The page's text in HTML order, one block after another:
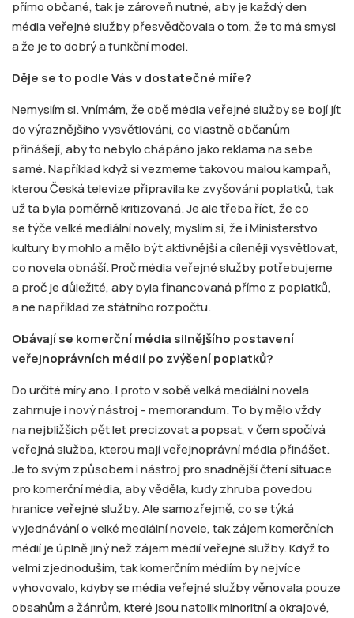
přímo občané, tak je zároveň nutné, aby je každý den
média veřejné služby přesvědčovala o tom, že to má smysl
a že je to dobrý a funkční model.
Děje se to podle Vás v dostatečné míře?
Nemyslím si. Vnímám, že obě média veřejné služby se bojí jít
do výraznějšího vysvětlování, co vlastně občanům
přinášejí, aby to nebylo chápáno jako reklama na sebe
samé. Například když si vezmeme takovou malou kampaň,
kterou Česká televize připravila ke zvyšování poplatků, tak
už ta byla poměrně kritizovaná. Je ale třeba říct, že co
se týče velké mediální novely, myslím si, že i Ministerstvo
kultury by mohlo a mělo být aktivnější a cíleněji vysvětlovat,
co novela obnáší. Proč média veřejné služby potřebujeme
a proč je důležité, aby byla financovaná přímo z poplatků,
a ne například ze státního rozpočtu.
Obávají se komerční média silnějšího postavení
veřejnoprávních médií po zvýšení poplatků?
Do určité míry ano. I proto v sobě velká mediální novela
zahrnuje i nový nástroj – memorandum. To by mělo vždy
na nejbližších pět let precizovat a popsat, v čem spočívá
veřejná služba, kterou mají veřejnoprávní média přinášet.
Je to svým způsobem i nástroj pro snadnější čtení situace
pro komerční média, aby věděla, kudy zhruba povedou
hranice veřejné služby. Ale samozřejmě, co se týká
vyjednávání o velké mediální novele, tak zájem komerčních
médií je úplně jiný než zájem médií veřejné služby. Když to
velmi zjednoduším, tak komerčním médiím by nejvíce
vyhovovalo, kdyby se média veřejné služby věnovala pouze
obsahům a žánrům, které jsou natolik minoritní a okrajové,